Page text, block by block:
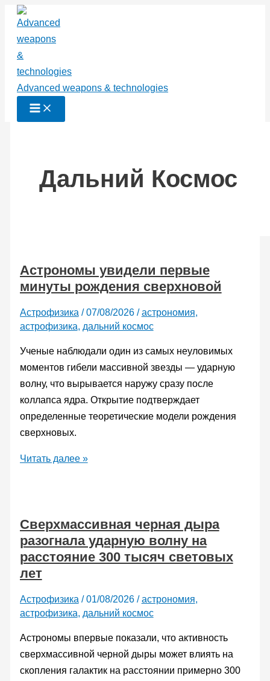
Перейти
содержимому
Advanced weapons & technologies
Дальний Космос
Астрономы увидели первые
минуты рождения сверхновой
Астрофизика /07/08/2026 /астрономия,
астрофизика, дальний космос
Ученые наблюдали один из самых неуловимых
моментов гибели массивной звезды — ударную
волну, что вырывается наружу сразу после
коллапса ядра. Открытие подтверждает
определенные теоретические модели рождения
сверхновых.
Астрономы
рождения
сверхновой
Читать далее »
Сверхмассивная черная дыра
разогнала ударную волну на
расстояние 300 тысяч световых
лет
Астрофизика /01/08/2026 /астрономия,
астрофизика, дальний космос
Астрономы впервые показали, что активность
сверхмассивной черной дыры может влиять на
скопления галактик на расстоянии примерно 300